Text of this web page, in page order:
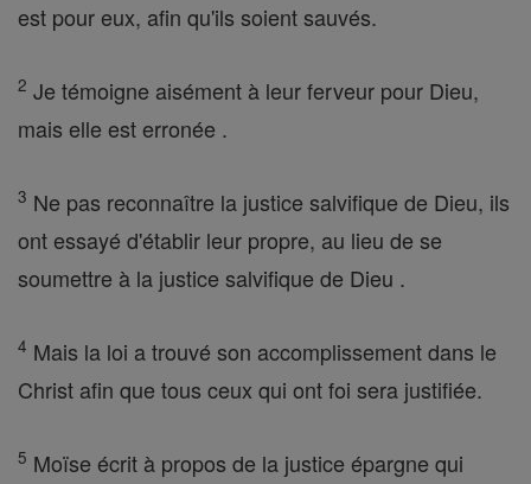
est pour eux, afin qu'ils soient sauvés.
2 Je témoigne aisément à leur ferveur pour Dieu,
mais elle est erronée .
3 Ne pas reconnaître la justice salvifique de Dieu, ils
ont essayé d'établir leur propre, au lieu de se
soumettre à la justice salvifique de Dieu .
4 Mais la loi a trouvé son accomplissement dans le
Christ afin que tous ceux qui ont foi sera justifiée.
5 Moïse écrit à propos de la justice épargne qui